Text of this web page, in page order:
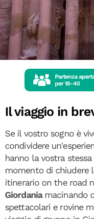
Partenza
per18-40
Il viaggio in
Se il vostro sogno è
condividere
hanno la vostra
momento di chiudere
itinerario on the road
Giordaniamacinando
spettacolari e rovine